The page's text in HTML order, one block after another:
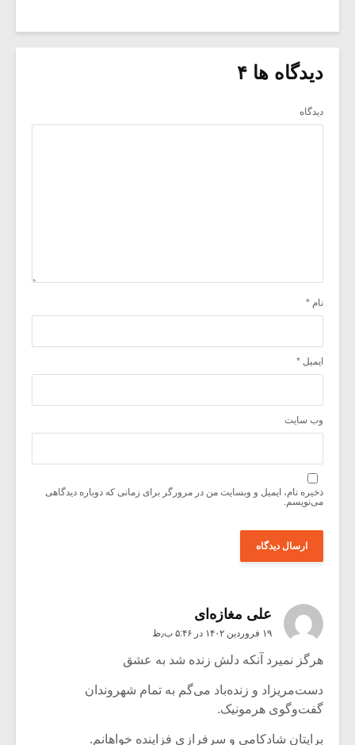
دیدگاه ها ۴
دیدگاه
نام *
ایمیل *
وب‌ سایت
ذخیره نام، ایمیل و وبسایت من در مرورگر برای زمانی که دوباره دیدگاهی
می‌نویسم.
علی مغازه‌ای
۱۹ فروردین ۱۴۰۲ در ۵:۴۶ ب٫ظ
هرگز نمیرد آنکه دلش زنده شد به عشق
دست‌مریزاد و زنده‌باد می‌گم به تمام شهروندان
گفت‌وگوی هرمونیک.
برایتان شادکامی و سرفرازی فزاینده خواهانم.